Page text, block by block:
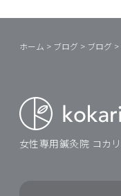
ホーム > ブログ > ブログ >
女性専用鍼灸院 コカリ